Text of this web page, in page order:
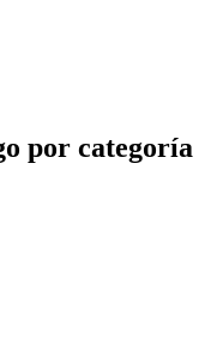
por categoría